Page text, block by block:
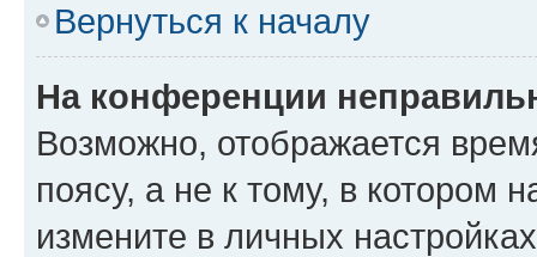
Вернуться к началу
На конференции
Возможно, отображается
поясу, а не к тому, в котором
измените в личных